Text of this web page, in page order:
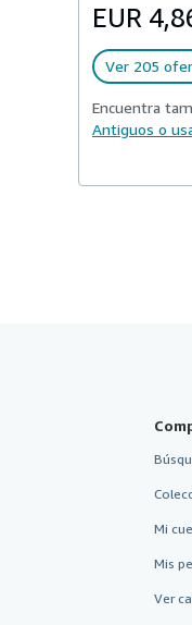
EUR
Ver 205
Encuentra
Antiguos o
Mi
Mis
Ver